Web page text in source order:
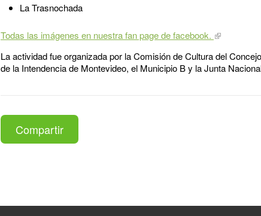
La Trasnochada
Todas las imágenes en nuestra fan page de facebook.
La actividad fue organizada por la Comisión de Cultura del
de la Intendencia de Montevideo, el Municipio B y la Junta
Compartir